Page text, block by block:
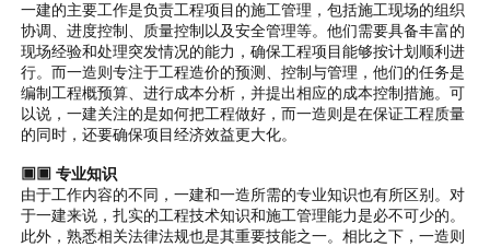
一建的主要工作是负责工程项目的施工管理，包括施工现场的组织
协调、进度控制、质量控制以及安全管理等。他们需要具备丰富的
现场经验和处理突发情况的能力，确保工程项目能够按计划顺利进
行。而一造则专注于工程造价的预测、控制与管理，他们的任务是
编制工程概预算、进行成本分析，并提出相应的成本控制措施。可
以说，一建关注的是如何把工程做好，而一造则是在保证工程质量
的同时，还要确保项目经济效益更大化。
▣▣ 专业知识
由于工作内容的不同，一建和一造所需的专业知识也有所区别。对
于一建来说，扎实的工程技术知识和施工管理能力是必不可少的。
此外，熟悉相关法律法规也是其重要技能之一。相比之下，一造则